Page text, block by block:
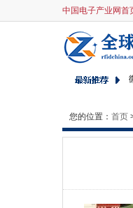
中国电子产业网首
您的位置： 首页